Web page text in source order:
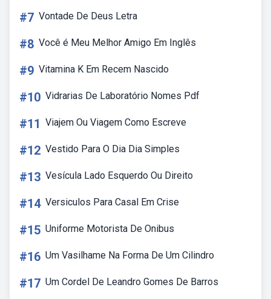
#7 Vontade De Deus Letra
#8 Você é Meu Melhor Amigo Em Inglês
#9 Vitamina K Em Recem Nascido
#10 Vidrarias De Laboratório Nomes Pdf
#11 Viajem Ou Viagem Como Escreve
#12 Vestido Para O Dia Dia Simples
#13 Vesícula Lado Esquerdo Ou Direito
#14 Versiculos Para Casal Em Crise
#15 Uniforme Motorista De Onibus
#16 Um Vasilhame Na Forma De Um Cilindro
#17 Um Cordel De Leandro Gomes De Barros